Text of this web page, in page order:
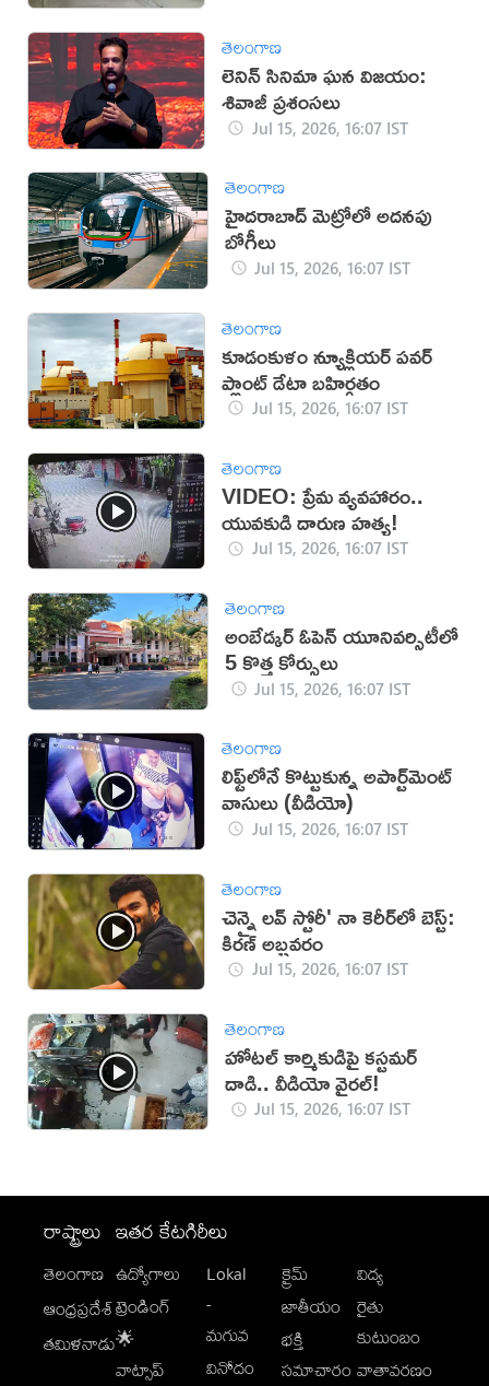
తెలంగాణ
లెనిన్ సినిమా ఘన విజయం:
శివాజీ ప్రశంసలు
Jul 15, 2026, 16:07 IST
తెలంగాణ
హైదరాబాద్ మెట్రోలో అదనపు
బోగీలు
Jul 15, 2026, 16:07 IST
తెలంగాణ
కూడంకుళం న్యూక్లియర్ పవర్
ప్లాంట్ డేటా బహిర్గతం
Jul 15, 2026, 16:07 IST
తెలంగాణ
VIDEO: ప్రేమ వ్యవహారం..
యువకుడి దారుణ హత్య!
Jul 15, 2026, 16:07 IST
తెలంగాణ
అంబేడ్కర్‌ ఓపెన్‌ యూనివర్సిటీలో
5 కొత్త కోర్సులు
Jul 15, 2026, 16:07 IST
తెలంగాణ
లిఫ్ట్‌లోనే కొట్టుకున్న అపార్ట్‌మెంట్
వాసులు (వీడియో)
Jul 15, 2026, 16:07 IST
తెలంగాణ
చెన్నై లవ్ స్టోరీ' నా కెరీర్‌లో బెస్ట్:
కిరణ్ అబ్బవరం
Jul 15, 2026, 16:07 IST
తెలంగాణ
హోటల్ కార్మికుడిపై కస్టమర్
దాడి.. వీడియో వైరల్!
Jul 15, 2026, 16:07 IST
రాష్ట్రాలు
తెలంగాణ
ఆంధ్రప్రదేశ్
తమిళనాడు
ఇతర కేటగిరీలు
ఉద్యోగాలు
ట్రెండింగ్
🌟
వాట్సాప్
Lokal
-
మగువ
వినోదం
క్రైమ్
జాతీయం
భక్తి
సమాచారం
విద్య
రైతు
కుటుంబం
వాతావరణం